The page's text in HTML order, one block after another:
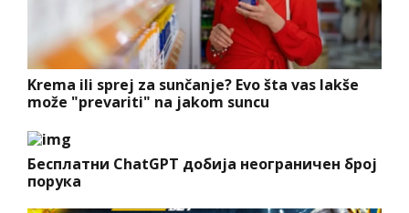
Krema ili sprej za sunčanje? Evo šta vas lakše
može "prevariti" na jakom suncu
Бесплатни ChatGPT добија неограничен број
порука